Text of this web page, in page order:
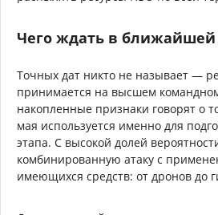
Чего ждать в ближайшей
Точных дат никто не называет —
принимается на высшем
накопленные признаки говорят о
мая используется именно для
этапа. С высокой долей
комбинированную атаку с
имеющихся средств: от дронов до